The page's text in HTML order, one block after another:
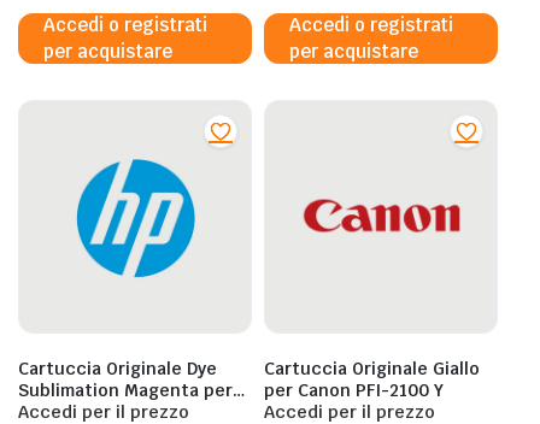
Accedi o registrati
per acquistare
Accedi o registrati
per acquistare
Cartuccia Originale Dye
Sublimation Magenta per
HP 636 – 3L
Accedi per il prezzo
Cartuccia Originale Giallo
per Canon PFI-2100 Y
Accedi per il prezzo